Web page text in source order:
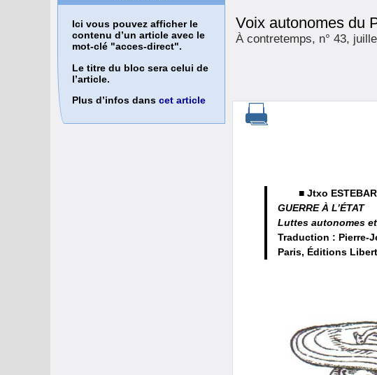
Voix autonomes du
À contretemps, n° 43,
■ Jtxo
GUERRE À L’ÉTAT
Luttes autonomes
Traduction : Pierre-
Paris, Éditions
Ici vous pouvez afficher le
contenu d’un article avec le
mot-clé "acces-direct".
Le titre du bloc sera celui de
l’article.
Plus d’infos dans cet article